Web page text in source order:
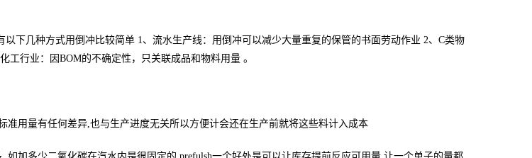
几种方式用倒冲比较简单 1、流水生产线：用倒冲可以减少大量重复的保管的书面劳动作业 2、C类物
工行业：因BOM的不确定性，只关联成品和物料用量 。
用量有任何差异,也与生产进度无关所以方便计会还在生产前就将这些料计入成本